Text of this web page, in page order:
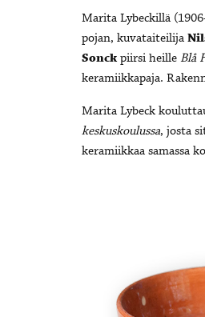
Marita Lybeckillä
pojan, kuvataiteilija
Sonckpiirsi heille Blå
keramiikkapaja.
Marita Lybeck
keskuskoulussa, josta
keramiikkaa samassa